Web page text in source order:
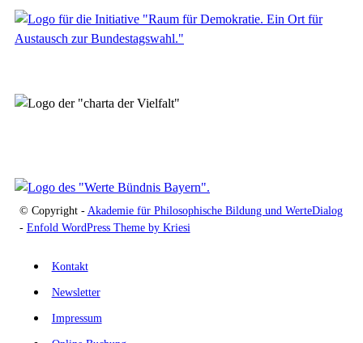
© Copyright - Akademie für Philosophische Bildung und WerteDialog
- Enfold WordPress Theme by Kriesi
Kontakt
Newsletter
Impressum